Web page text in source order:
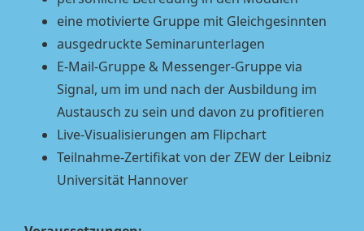
eine motivierte Gruppe mit Gleichgesinnten
ausgedruckte Seminarunterlagen
E-Mail-Gruppe & Messenger-Gruppe via
Signal, um im und nach der Ausbildung im
Austausch zu sein und davon zu profitieren
Live-Visualisierungen am Flipchart
Teilnahme-Zertifikat von der ZEW der Leibniz
Universität Hannover